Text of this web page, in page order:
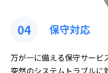
04 保守対応
万が一に備える保守サービ
突然のシステムトラブルに